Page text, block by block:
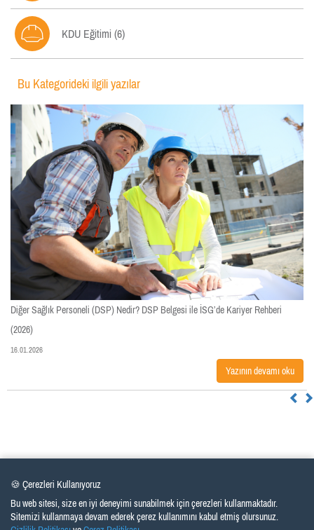
 KDU Eğitimi (6)
Bu Kategorideki ilgili yazılar
Diğer Sağlık Personeli (DSP) Nedir? DSP Belgesi ile İSG’de Kariyer Rehberi
(2026)
16.01.2026
Yazının devamı oku
🍪 Çerezleri Kullanıyoruz
Bu web sitesi, size en iyi deneyimi sunabilmek için çerezleri kullanmaktadır.
Sitemizi kullanmaya devam ederek çerez kullanımını kabul etmiş olursunuz.